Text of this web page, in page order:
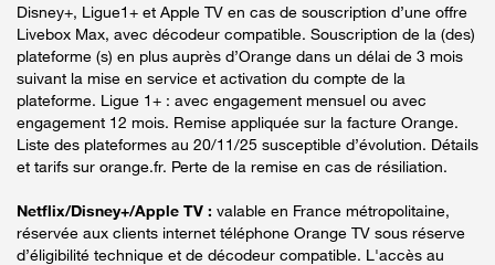
Disney+, Ligue1+ et Apple TV en cas de souscription d’une offre
Livebox Max, avec décodeur compatible. Souscription de la (des)
plateforme (s) en plus auprès d’Orange dans un délai de 3 mois
suivant la mise en service et activation du compte de la
plateforme. Ligue 1+ : avec engagement mensuel ou avec
engagement 12 mois. Remise appliquée sur la facture Orange.
Liste des plateformes au 20/11/25 susceptible d’évolution. Détails
et tarifs sur orange.fr. Perte de la remise en cas de résiliation.
Netflix/Disney+/Apple TV : valable en France métropolitaine,
réservée aux clients internet téléphone Orange TV sous réserve
d’éligibilité technique et de décodeur compatible. L'accès au